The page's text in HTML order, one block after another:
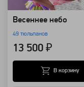
Весеннее небо
49 тюльпанов
13 500 ₽
В корзину